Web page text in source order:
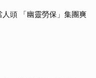
頭 「幽靈勞保」集團爽